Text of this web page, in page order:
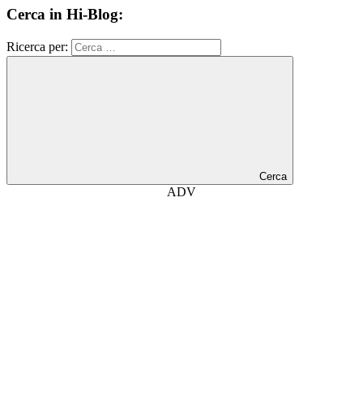
Cerca in Hi-Blog:
Ricerca per:
Cerca
ADV